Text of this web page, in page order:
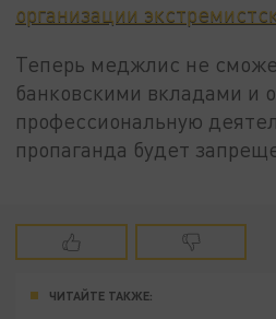
организации
Теперь меджлис не
банковскими вкладами и
профессиональную
пропаганда будет
ЧИТАЙТЕ ТАКЖЕ: